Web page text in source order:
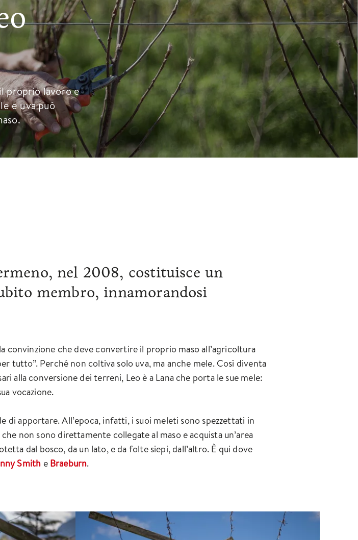
proprio lavoro e
e uva può
nel 2008, costituisce un
membro, innamorandosi
convinzione che deve convertire il proprio maso all’agricoltura
tutto”. Perché non coltiva solo uva, ma anche mele. Così diventa
alla conversione dei terreni, Leo è a Lana che porta le sue mele:
vocazione.
di apportare. All’epoca, infatti, i suoi meleti sono spezzettati in
non sono direttamente collegate al maso e acquista un’area
dal bosco, da un lato, e da folte siepi, dall’altro. È qui dove
Smith e Braeburn.